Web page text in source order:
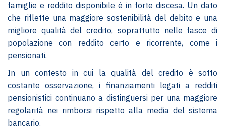
famiglie e reddito disponibile è in forte discesa. Un dato
che riflette una maggiore sostenibilità del debito e una
migliore qualità del credito, soprattutto nelle fasce di
popolazione con reddito certo e ricorrente, come i
pensionati.
In un contesto in cui la qualità del credito è sotto
costante osservazione, i finanziamenti legati a redditi
pensionistici continuano a distinguersi per una maggiore
regolarità nei rimborsi rispetto alla media del sistema
bancario.